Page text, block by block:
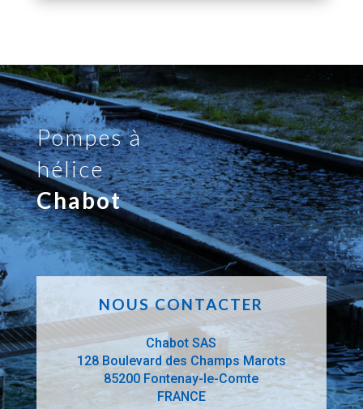
Pompes à
hélice
Chabot
NOUS CONTACTER
Chabot SAS
128 Boulevard des Champs Marots
85200 Fontenay-le-Comte
FRANCE